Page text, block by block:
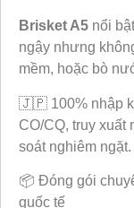
Brisket A5 nổi
ngậy nhưng
mềm, hoặc bò
🇯🇵 100% nhập
CO/CQ, truy xuất
soát nghiêm ngặt.
📦 Đóng gói
quốc tế